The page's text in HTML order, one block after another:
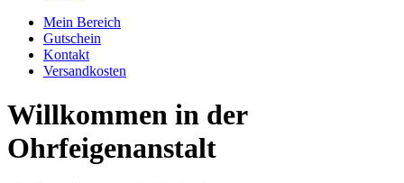
Mein Bereich
Gutschein
Kontakt
Versandkosten
Willkommen in der
Ohrfeigenanstalt